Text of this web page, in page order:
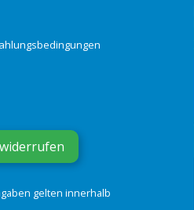
gelten innerhalb